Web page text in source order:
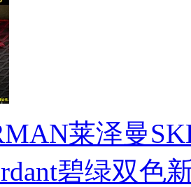
莱泽曼
碧绿双色